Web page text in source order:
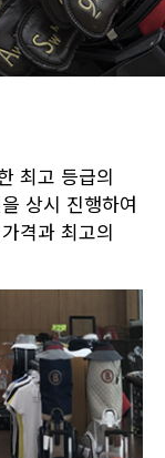
최고 등급의
상시 진행하여
격과 최고의